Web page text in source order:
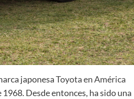
japonesaToyota en América
Desde entonces, ha sido una